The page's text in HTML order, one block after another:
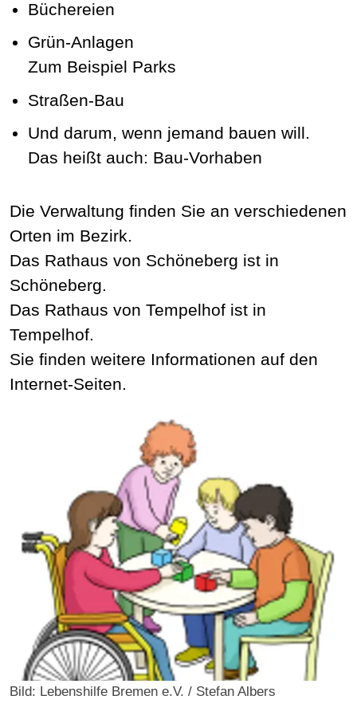
Bild: Lebenshilfe Bremen e.V. / Stefan Albers
Büchereien
Grün-Anlagen
Zum Beispiel Parks
Straßen-Bau
Und darum, wenn jemand bauen will.
Das heißt auch: Bau-Vorhaben
Die Verwaltung finden Sie an verschiedenen
Orten im Bezirk.
Das Rathaus von Schöneberg ist in
Schöneberg.
Das Rathaus von Tempelhof ist in
Tempelhof.
Sie finden weitere Informationen auf den
Internet-Seiten.